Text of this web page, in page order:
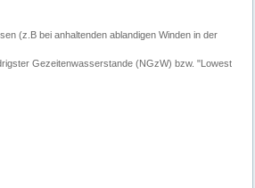
(z.B bei anhaltenden ablandigen Winden in der
Gezeitenwasserstande (NGzW) bzw. "Lowest